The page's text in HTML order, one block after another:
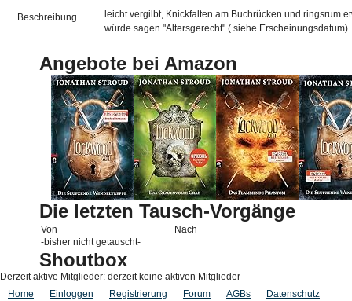
Beschreibung
leicht vergilbt, Knickfalten am Buchrücken und ringsrum
würde sagen "Altersgerecht" ( siehe Erscheinungsdatum)
Angebote bei Amazon
Die letzten Tausch-Vorgänge
Von
Nach
-bisher nicht getauscht-
Shoutbox
Derzeit aktive Mitglieder: derzeit keine aktiven Mitglieder
Home
Einloggen Registrierung Forum AGBs Datenschutz